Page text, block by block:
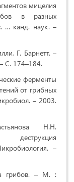
мицелия
в разных
… канд. наук. –
Г. Барнетт. –
С. 174–184.
ферменты
от грибных
– 2003.
Н.Н.
–
грибов. – М. :